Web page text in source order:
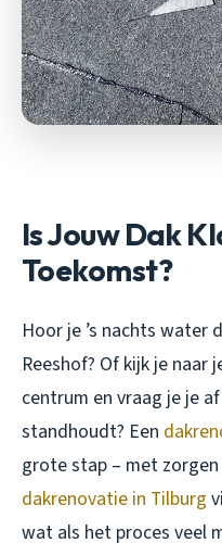
Is Jouw Dak
Toekomst?
Hoor je ’s nachts water
Reeshof? Of kijk je naar
centrum en vraag je je
standhoudt? Een
grote stap – met
dakrenovatie in Tilburg
wat als het proces veel